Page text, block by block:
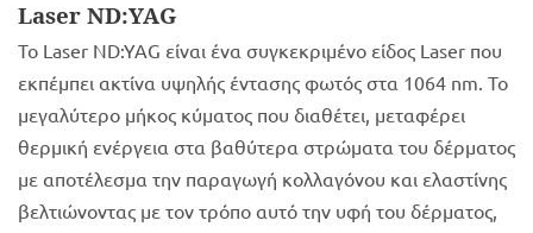
Laser ND:YAG
Το Laser ND:YAG είναι ένα συγκεκριμένο είδος Laser που
εκπέμπει ακτίνα υψηλής έντασης φωτός στα 1064 nm. Το
μεγαλύτερο μήκος κύματος που διαθέτει, μεταφέρει
θερμική ενέργεια στα βαθύτερα στρώματα του δέρματος
με αποτέλεσμα την παραγωγή κολλαγόνου και ελαστίνης
βελτιώνοντας με τον τρόπο αυτό την υφή του δέρματος,